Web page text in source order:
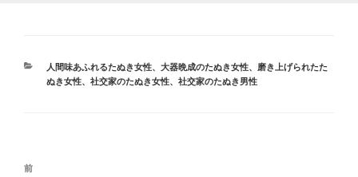
カ
テ
人間味あふれるたぬき女性、 大器晩成のたぬき女性、
磨き上げられたた
ぬき女性、 社交家のたぬき女性、 社交家のたぬき男性
投
前
前